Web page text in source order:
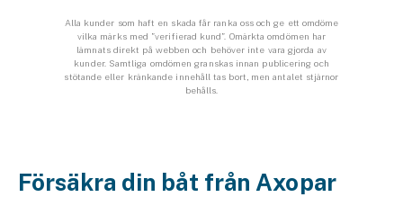
Släpvagnsförsäkring
Drönarförsäkring
Kommunolycksfall
Alla kunder som haft en skada får ranka oss och ge ett omdöme
vilka märks med ”verifierad kund”. Omärkta omdömen har
lämnats direkt på webben och behöver inte vara gjorda av
kunder. Samtliga omdömen granskas innan publicering och
stötande eller kränkande innehåll tas bort, men antalet stjärnor
behålls.
Försäkra din båt från Axopar